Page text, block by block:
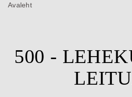
Avaleht
500 -